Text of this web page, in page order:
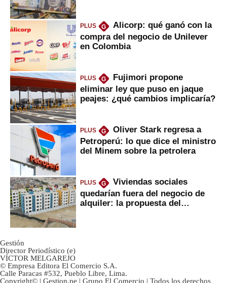
PLUS G
Alicorp: qué ganó con la
compra del negocio de Unilever
en Colombia
PLUS G
Fujimori propone
eliminar ley que puso en jaque
peajes: ¿qué cambios implicaría?
PLUS G
Oliver Stark regresa a
Petroperú: lo que dice el ministro
del Minem sobre la petrolera
PLUS G
Viviendas sociales
quedarían fuera del negocio de
alquiler: la propuesta del
Gestión
Director Periodístico (e)
VÍCTOR MELGAREJO
© Empresa Editora El Comercio S.A.
Calle Paracas #532, Pueblo Libre, Lima.
Copyright© | Gestion.pe | Grupo El Comercio | Todos los derechos